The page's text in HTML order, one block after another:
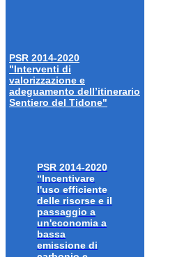
PSR 2014-2020
"Interventi di
valorizzazione e
adeguamento dell’itinerario
Sentiero del Tidone"
PSR 2014-2020
“Incentivare
l'uso efficiente
delle risorse e il
passaggio a
un'economia a
bassa
emissione di